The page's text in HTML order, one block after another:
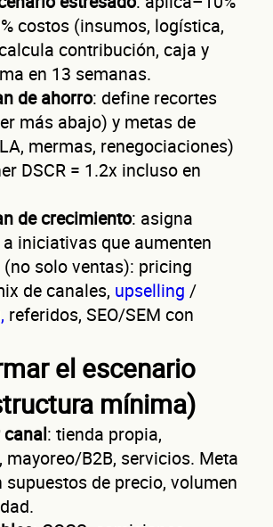
costos (insumos, logística,
contribución, caja y
en 13 semanas.
de ahorro: define recortes
más abajo) y metas de
mermas, renegociaciones)
DSCR = 1.2x incluso en
de crecimiento: asigna
iniciativas que aumenten
solo ventas): pricing
de canales, upselling /
referidos, SEO/SEM con
el escenario
mínima)
: tienda propia,
mayoreo/B2B, servicios. Meta
supuestos de precio, volumen